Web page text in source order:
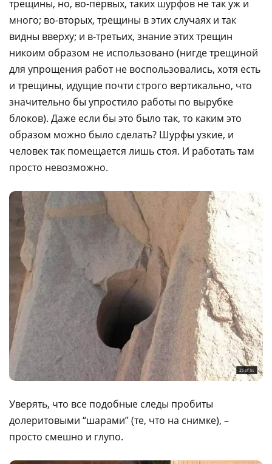
трещины, но, во-первых, таких шурфов не так уж и
много; во-вторых, трещины в этих случаях и так
видны вверху; и в-третьих, знание этих трещин
никоим образом не использовано (нигде трещиной
для упрощения работ не воспользовались, хотя есть
и трещины, идущие почти строго вертикально, что
значительно бы упростило работы по вырубке
блоков). Даже если бы это было так, то каким это
образом можно было сделать? Шурфы узкие, и
человек так помещается лишь стоя. И работать там
просто невозможно.
Уверять, что все подобные следы пробиты
долеритовыми “шарами” (те, что на снимке), –
просто смешно и глупо.